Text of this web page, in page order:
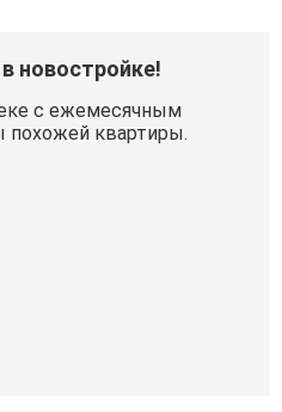
новостройке!
с ежемесячным
квартиры.